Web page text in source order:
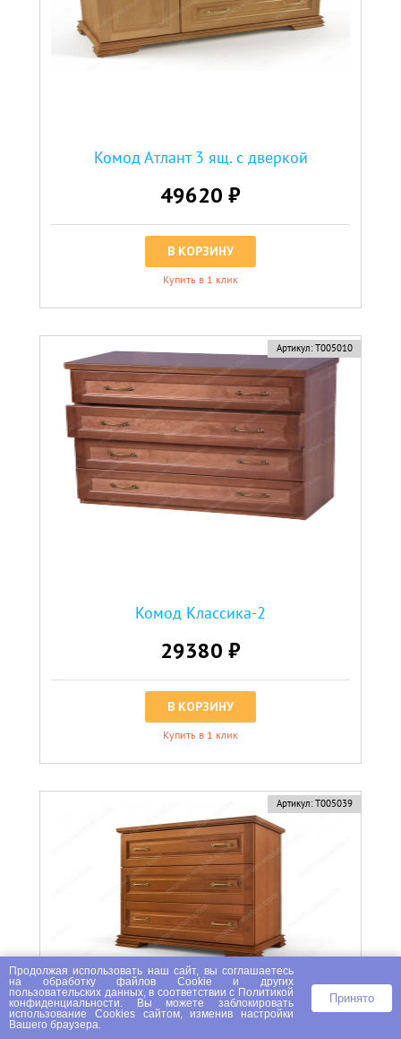
Комод Атлант 3 ящ. с дверкой
49620 ₽
В КОРЗИНУ
Купить в 1 клик
Артикул: Т005010
Комод Классика-2
29380 ₽
В КОРЗИНУ
Купить в 1 клик
Артикул: Т005039
Продолжая использовать наш сайт, вы соглашаетесь
на обработку файлов Сookie и других
пользовательских данных, в соответствии с Политикой
конфиденциальности . Вы можете заблокировать
использование Cookies сайтом, изменив настройки
Вашего браузера.
Принято